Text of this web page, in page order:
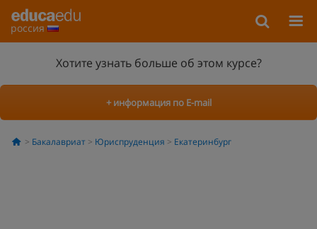
россия
Хотите узнать больше об этом курсе?
+ информация по E-mail
Бакалавриат Юриспруденция Екатеринбург